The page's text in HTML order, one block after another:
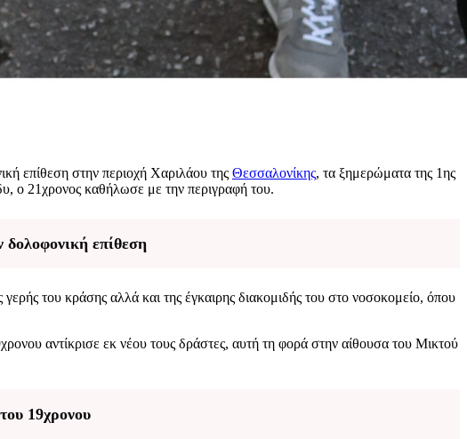
επίθεση στην περιοχή Χαριλάου της Θεσσαλονίκης, τα ξημερώματα της 1ης
ο 21χρονος καθήλωσε με την περιγραφή του.
επίθεση
του κράσης αλλά και της έγκαιρης διακομιδής του στο νοσοκομείο, όπου
αντίκρισε εκ νέου τους δράστες, αυτή τη φορά στην αίθουσα του Μικτού
19χρονου